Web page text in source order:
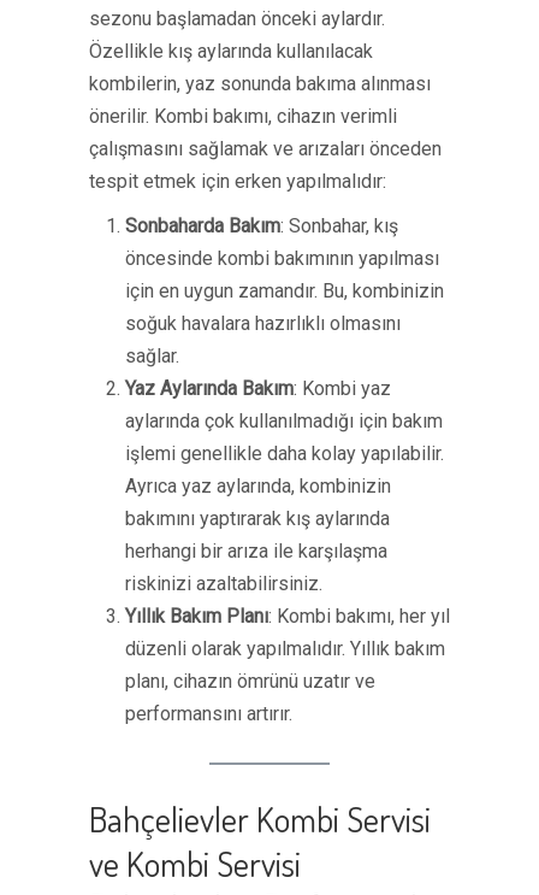
sezonu başlamadan önceki aylardır.
Özellikle kış aylarında kullanılacak
kombilerin, yaz sonunda bakıma alınması
önerilir. Kombi bakımı, cihazın verimli
çalışmasını sağlamak ve arızaları önceden
tespit etmek için erken yapılmalıdır:
Sonbaharda Bakım: Sonbahar, kış
öncesinde kombi bakımının yapılması
için en uygun zamandır. Bu, kombinizin
soğuk havalara hazırlıklı olmasını
sağlar.
Yaz Aylarında Bakım: Kombi yaz
aylarında çok kullanılmadığı için bakım
işlemi genellikle daha kolay yapılabilir.
Ayrıca yaz aylarında, kombinizin
bakımını yaptırarak kış aylarında
herhangi bir arıza ile karşılaşma
riskinizi azaltabilirsiniz.
Yıllık Bakım Planı: Kombi bakımı, her yıl
düzenli olarak yapılmalıdır. Yıllık bakım
planı, cihazın ömrünü uzatır ve
performansını artırır.
Bahçelievler Kombi Servisi
ve Kombi Servisi